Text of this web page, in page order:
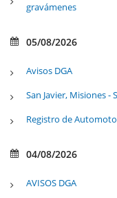
gravámenes
05/08/2026
Avisos DGA
San Javier, Misiones -
Registro de
04/08/2026
AVISOS DGA